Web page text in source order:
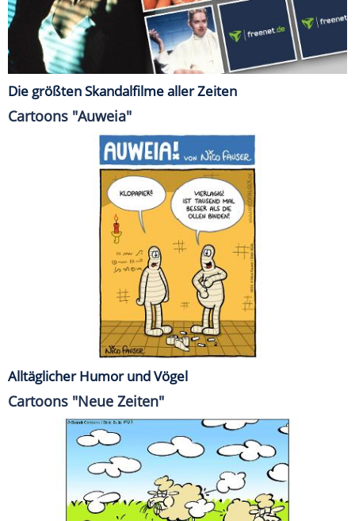
Die größten Skandalfilme aller Zeiten
Cartoons "Auweia"
Alltäglicher Humor und Vögel
Cartoons "Neue Zeiten"